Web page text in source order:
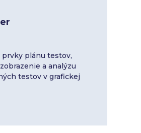
plánu testov,
a analýzu
testov v grafickej